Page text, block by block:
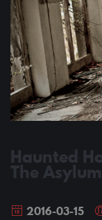
Haunted
The
2016-03-15